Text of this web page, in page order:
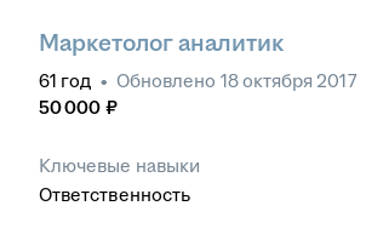
Маркетолог аналитик
61 год • Обновлено 18 октября 2017
50 000 ₽
Ключевые навыки
Ответственность